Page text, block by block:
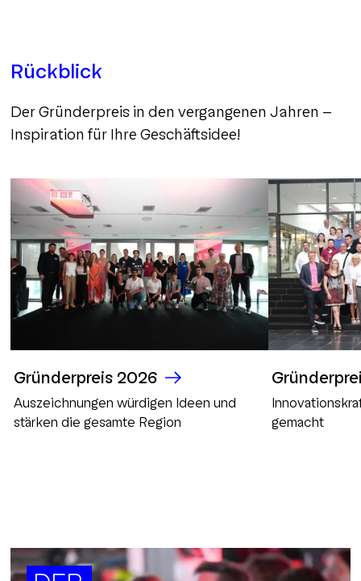
Rückblick
Der Gründerpreis in den vergangenen Jahren -
Inspiration für Ihre Geschäftsidee!
Gründerpreis 2026
Auszeichnungen würdigen Ideen und
stärken die gesamte Region
gemacht